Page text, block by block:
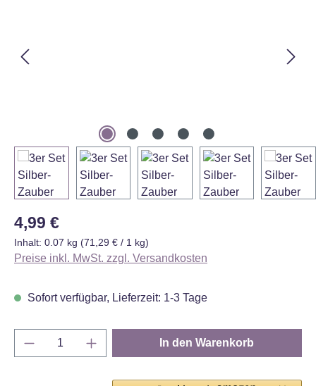
Regulärer Preis:
4,99 €
Inhalt: 0.07 kg (71,29 € / 1 kg)
Preise inkl. MwSt. zzgl. Versandkosten
Sofort verfügbar, Lieferzeit: 1-3 Tage
Produkt Anzahl: Gib den gewünschten
In den Warenkorb